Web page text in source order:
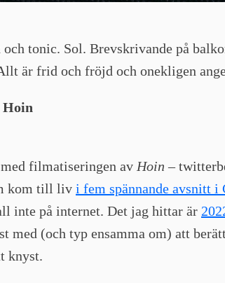
och tonic. Sol. Brevskrivande på
är frid och fröjd och onekligen
Hoin
filmatiseringen av Hoin –
kom till liv i fem spännande avsnitt i
inte på internet. Det jag hittar är
med (och typ ensamma om) att
knyst.